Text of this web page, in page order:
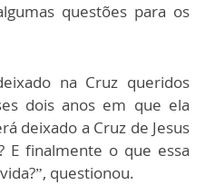
questões para os
na Cruz queridos
dois anos em que ela
deixado a Cruz de Jesus
E finalmente o que essa
questionou.